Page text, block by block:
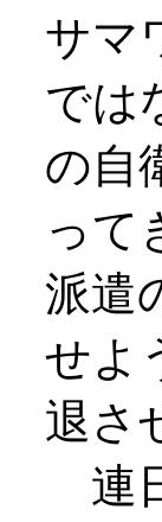
サマ
では
の自
って
派遣
せよ
退さ
連